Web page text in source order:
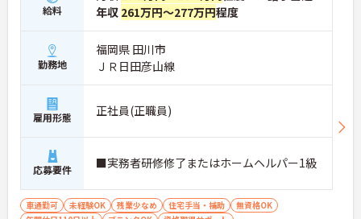
給料
年収 261万円～277万円程度
勤務地
福岡県 田川市
ＪＲ日田彦山線
雇用形態 正社員(正職員)
応募要件 ■実務者研修修了またはホームヘルパー1級
車通勤可 未経験OK 残業少なめ 住宅手当・補助
無資格OK